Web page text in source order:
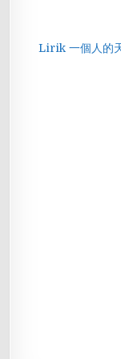
Lirik 一個人的